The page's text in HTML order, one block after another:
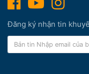
Đăng ký nhận tin